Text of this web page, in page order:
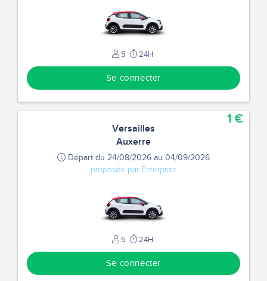
5 24H
Se connecter
Versailles
Auxerre
Départ du 24/08/2026 au 04/09/2026
proposée par Enterprise
5 24H
1 €
Se connecter